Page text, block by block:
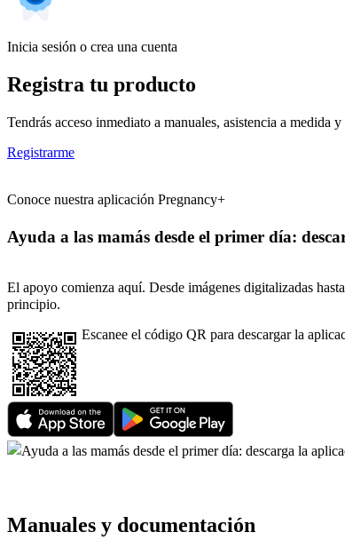
Inicia sesión o crea una cuenta
Registra tu producto
Tendrás acceso inmediato a manuales, asistencia a medida
Registrarme
Conoce nuestra aplicación Pregnancy+
Ayuda a las mamás desde el primer día:
El apoyo comienza aquí. Desde imágenes digitalizadas
principio.
Escanee el código QR para descargar la
Manuales y documentación